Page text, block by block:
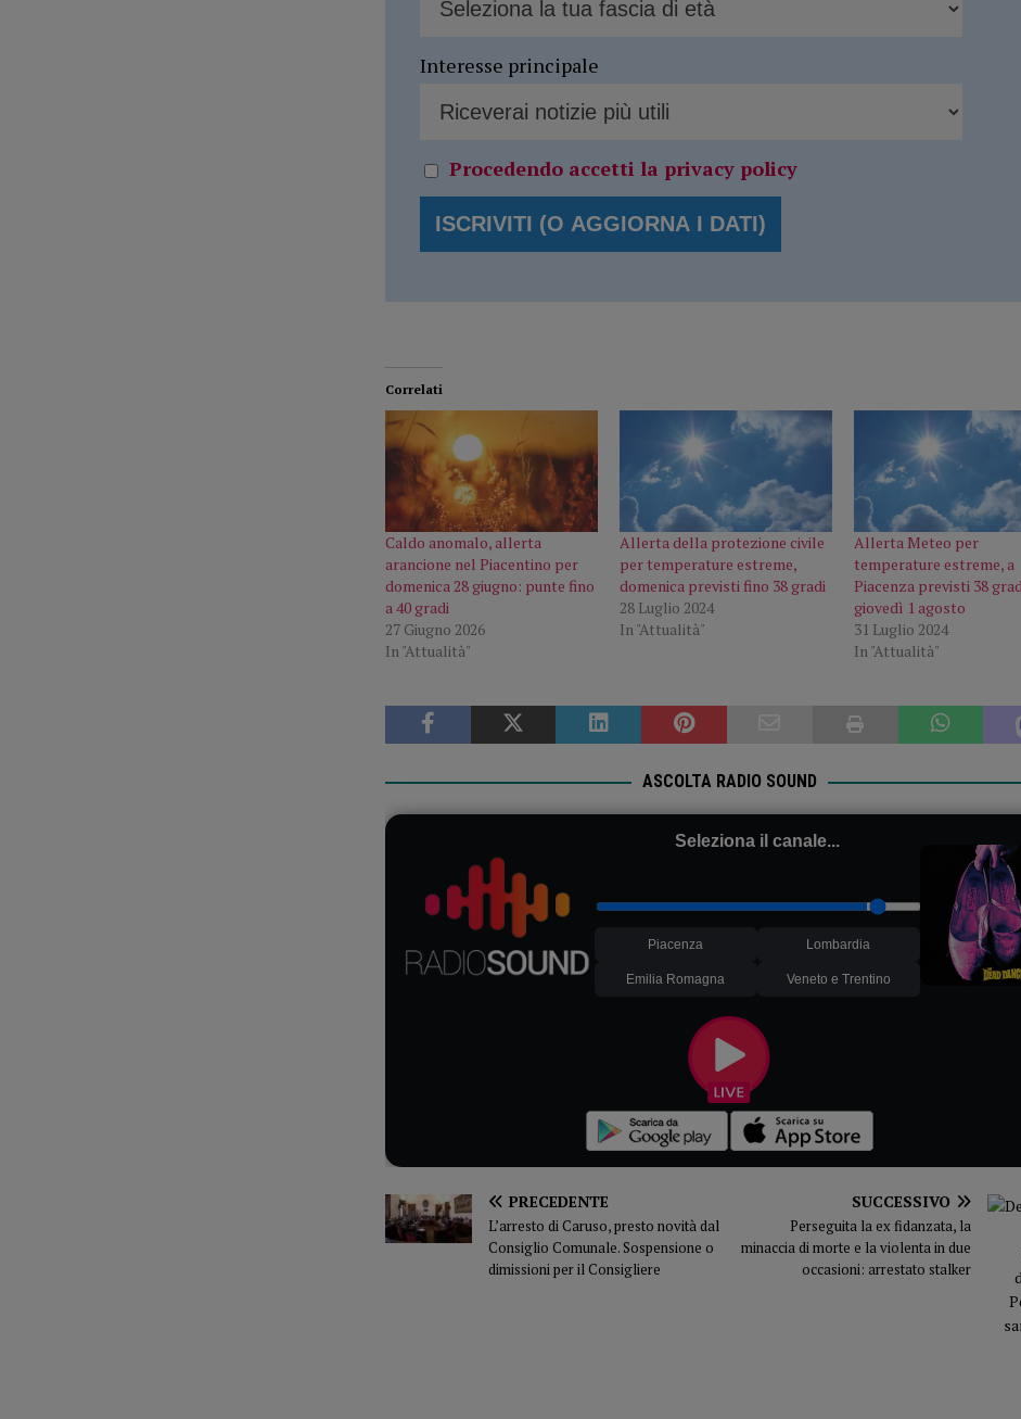
Interesse principale
Procedendo accetti la privacy policy
Correlati
Caldo anomalo, allerta
arancione nel Piacentino per
domenica 28 giugno: punte fino
a 40 gradi
27 Giugno 2026
In "Attualità"
Allerta della protezione civile
per temperature estreme,
domenica previsti fino 38 gradi
28 Luglio 2024
In "Attualità"
Allerta Meteo per
temperature estreme, a
Piacenza previsti 38
giovedì 1 agosto
31 Luglio 2024
In "Attualità"
ASCOLTA RADIO SOUND
Seleziona il canale...
Piacenza Lombardia
Emilia Romagna Veneto e Trentino
PRECEDENTE
L’arresto di Caruso, presto novità dal
Consiglio Comunale. Sospensione o
dimissioni per il Consigliere
SUCCESSIVO
Perseguita la ex fidanzata, la
minaccia di morte e la violenta in due
occasioni: arrestato stalker